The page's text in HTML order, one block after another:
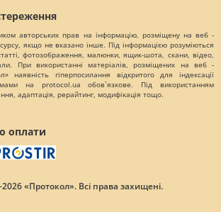
авторських прав на інформацію, розміщену на веб -
якщо не вказано інше. Під інформацією розуміються
фотозображення, малюнки, ящик-шота, скани, відео,
При використанні матеріалів, розміщених на веб -
наявність гіперпосилання відкритого для індексації
на protocol.ua обов`язкове. Під використанням
адаптація, рерайтинг, модифікація тощо.
оплати
«Протокол». Всі права захищені.